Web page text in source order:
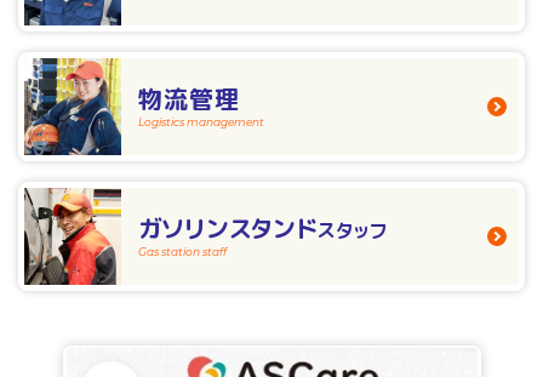
物流管理
Logistics management
ガソリンスタンドスタッフ
Gas station staff